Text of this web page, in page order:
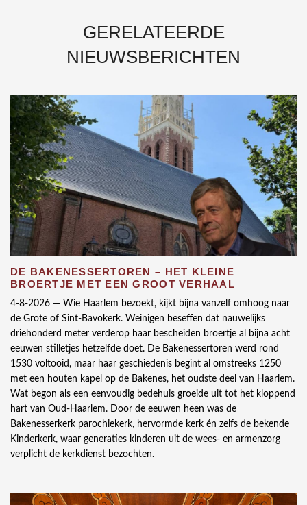
GERELATEERDE
NIEUWSBERICHTEN
DE BAKENESSERTOREN – HET KLEINE
BROERTJE MET EEN GROOT VERHAAL
4-8-2026 — Wie Haarlem bezoekt, kijkt bijna vanzelf omhoog naar
de Grote of Sint-Bavokerk. Weinigen beseffen dat nauwelijks
driehonderd meter verderop haar bescheiden broertje al bijna acht
eeuwen stilletjes hetzelfde doet. De Bakenessertoren werd rond
1530 voltooid, maar haar geschiedenis begint al omstreeks 1250
met een houten kapel op de Bakenes, het oudste deel van Haarlem.
Wat begon als een eenvoudig bedehuis groeide uit tot het kloppend
hart van Oud-Haarlem. Door de eeuwen heen was de
Bakenesserkerk parochiekerk, hervormde kerk én zelfs de bekende
Kinderkerk, waar generaties kinderen uit de wees- en armenzorg
verplicht de kerkdienst bezochten.